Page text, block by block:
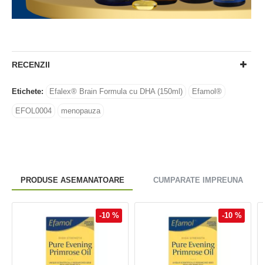
RECENZII
Etichete: Efalex® Brain Formula cu DHA (150ml) Efamol®
EFOL0004 menopauza
PRODUSE ASEMANATOARE CUMPARATE IMPREUNA
-10 % -10 %